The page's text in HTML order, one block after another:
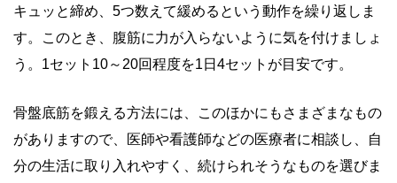
キュッと締め、5つ数えて緩めるという動作を繰り返しま
す。このとき、腹筋に力が入らないように気を付けましょ
う。1セット10～20回程度を1日4セットが目安です。
骨盤底筋を鍛える方法には、このほかにもさまざまなもの
がありますので、医師や看護師などの医療者に相談し、自
分の生活に取り入れやすく、続けられそうなものを選びま